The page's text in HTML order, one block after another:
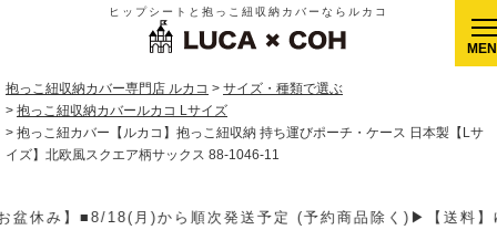
ヒップシートと抱っこ紐収納カバーならルカコ
抱っこ紐収納カバー専門店 ルカコ
サイズ・種類で選ぶ
抱っこ紐収納カバールカコ Lサイズ
抱っこ紐カバー【ルカコ】抱っこ紐収納 持ち運びポーチ・ケース 日本製【Lサ
イズ】北欧風スクエア柄サックス 88-1046-11
【送料】ゆうパケット400円(全国一律)、ゆうパック900